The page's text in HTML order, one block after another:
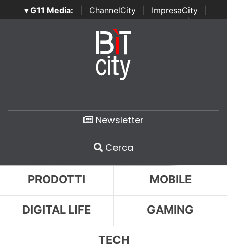
▾ G11 Media: ChannelCity ImpresaCity
SecurityOpenLab | Italian Channel Awards | Italian
Italian Security Awards
Newsletter
Cerca
PRODOTTI MOBILE
DIGITAL LIFE GAMING
TECH